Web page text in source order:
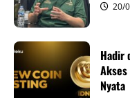
a
t
i
20/
Hadir
Nyata